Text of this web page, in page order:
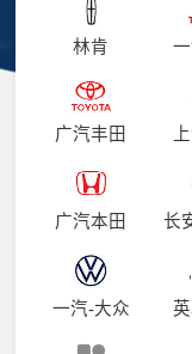
林肯
广汽丰田
广汽本田 长
一汽-大众